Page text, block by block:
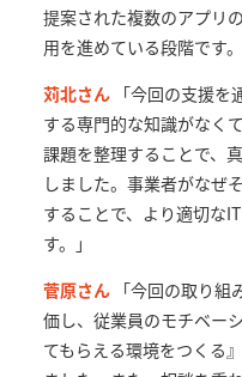
提案された複数のアプリ
用を進めている段階です。
苅北さん 「今回の支援
する専門的な知識がなく
課題を整理することで、
しました。事業者がなぜ
することで、より適切な
す。」
菅原さん 「今回の取り
価し、従業員のモチベー
てもらえる環境をつくる